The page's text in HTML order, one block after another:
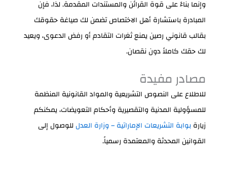
وإنما بناءً على قوة القرائن والمستندات المقدمة. لذا، فإن
المبادرة باستشارة أهل الاختصاص تضمن لك صياغة حقوقك
بقالب قانوني رصين يمنع ثغرات التقادم أو رفض الدعوى، ويعيد
لك حقك كاملاً دون نقصان.
مصادر مفيدة
للاطلاع على النصوص التشريعية والمواد القانونية المنظمة
للمسؤولية المدنية والتقصيرية وأحكام التعويضات، يمكنكم
زيارةبوابة التشريعات الإماراتية – وزارة العدل للوصول إلى
القوانين المحدثة والمعتمدة رسمياً.